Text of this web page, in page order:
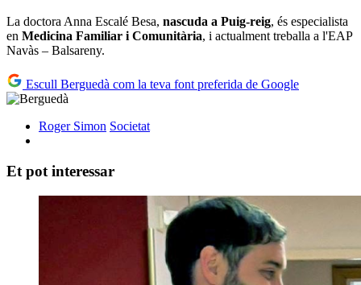
La doctora Anna Escalé Besa, nascuda a Puig-reig, és especialista
en Medicina Familiar i Comunitària, i actualment treballa a l'EAP
Navàs – Balsareny.
Escull Berguedà com la teva font preferida de Google
Roger Simon Societat
Et pot interessar